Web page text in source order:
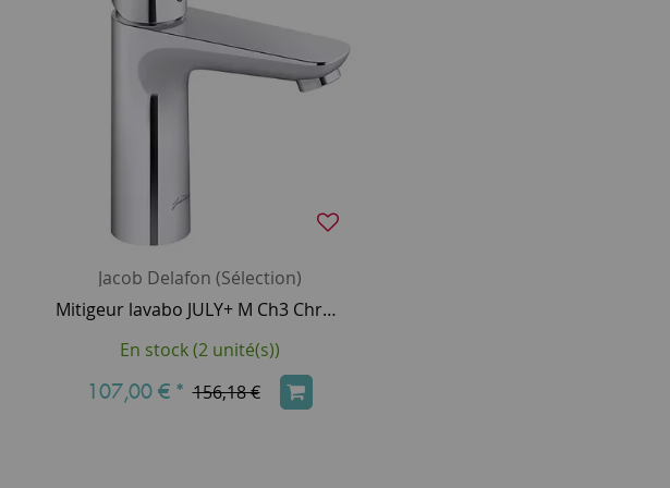
Jacob Delafon (Sélection)
Mitigeur lavabo JULY+ M Ch3 Chromé avec vidage à tirette - JACOB DELAFON Réf. E35665-4-CP
En stock (2 unité(s))
107,00 € * 156,18 €